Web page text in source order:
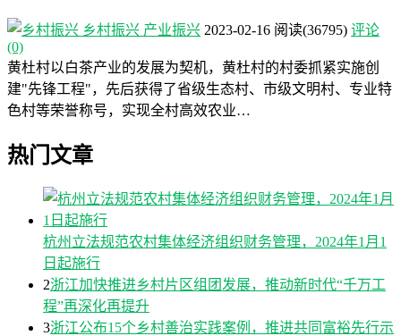
乡村振兴 产业振兴 2023-02-16 阅读(36795) 评论
(0)
黄杜村以白茶产业的发展为契机，黄杜村的村委抓紧实施创
建"先锋工程"，先后获得了省级生态村、市级文明村、专业特
色村等荣誉称号，实现全村高效农业…
热门文章
杭州立法规范农村集体经济组织财务管理，2024年1月1
日起施行
2浙江加快推进乡村片区组团发展，推动新时代“千万工
程”再深化再提升
3浙江公布15个乡村善治实践案例，推进共同富裕先行示